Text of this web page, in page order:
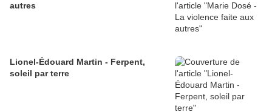
autres
Lionel-Édouard Martin - Ferpent,
soleil par terre